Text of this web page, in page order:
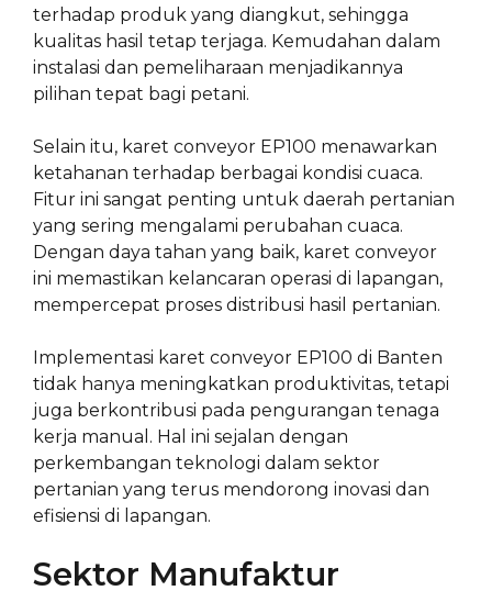
terhadap produk yang diangkut, sehingga
kualitas hasil tetap terjaga. Kemudahan dalam
instalasi dan pemeliharaan menjadikannya
pilihan tepat bagi petani.
Selain itu, karet conveyor EP100 menawarkan
ketahanan terhadap berbagai kondisi cuaca.
Fitur ini sangat penting untuk daerah pertanian
yang sering mengalami perubahan cuaca.
Dengan daya tahan yang baik, karet conveyor
ini memastikan kelancaran operasi di lapangan,
mempercepat proses distribusi hasil pertanian.
Implementasi karet conveyor EP100 di Banten
tidak hanya meningkatkan produktivitas, tetapi
juga berkontribusi pada pengurangan tenaga
kerja manual. Hal ini sejalan dengan
perkembangan teknologi dalam sektor
pertanian yang terus mendorong inovasi dan
efisiensi di lapangan.
Sektor Manufaktur